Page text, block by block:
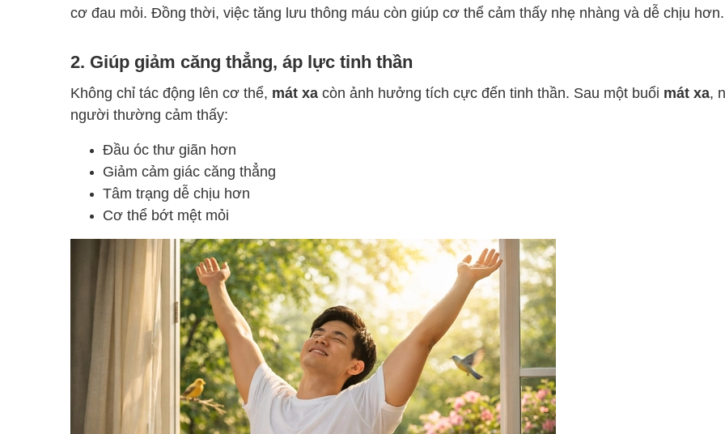
cơ đau mỏi. Đồng thời, việc tăng lưu thông máu còn giúp cơ thể cảm thấy nhẹ nhàng và dễ chịu hơn.
2. Giúp giảm căng thẳng, áp lực tinh thần
Không chỉ tác động lên cơ thể, mát xa còn ảnh hưởng tích cực đến tinh thần. Sau một buổi mát xa,
người thường cảm thấy:
Đầu óc thư giãn hơn
Giảm cảm giác căng thẳng
Tâm trạng dễ chịu hơn
Cơ thể bớt mệt mỏi